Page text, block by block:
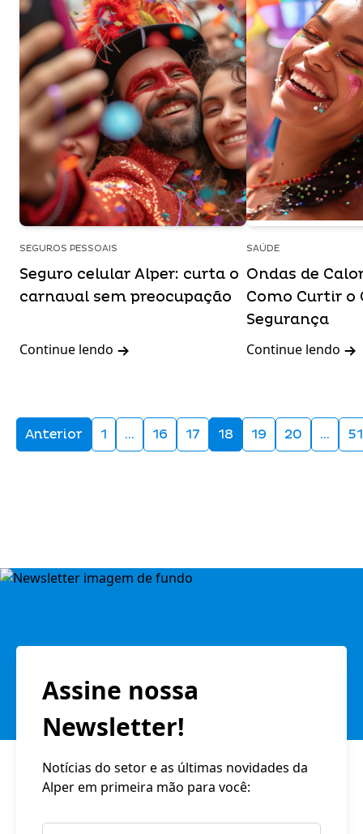
SEGUROS PESSOAIS
Seguro celular Alper: curta o
carnaval sem preocupação
Continue lendo
SAÚDE
Ondas de
Como Curtir o
Segurança
Continue lendo
Anterior 1 … 16 17 18 19 20 … 51
Assine nossa
Newsletter!
Notícias do setor e as últimas novidades da
Alper em primeira mão para você: